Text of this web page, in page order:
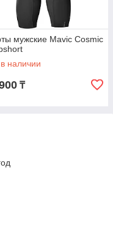
мужские Mavic Cosmic
наличии
₸